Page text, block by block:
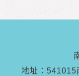
地址：541015